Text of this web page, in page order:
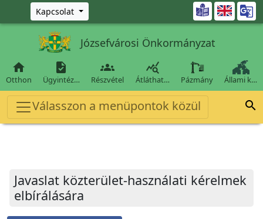
Ugrás a fő tartalomra
Kapcsolat 
Józsefvárosi Önkormányzat

Otthon

Ügyintéz…

Részvétel

Átláthat… Pázmány Állami k…
Válasszon a menüpontok közül 
Javaslat közterület-használati kérelmek
elbírálására